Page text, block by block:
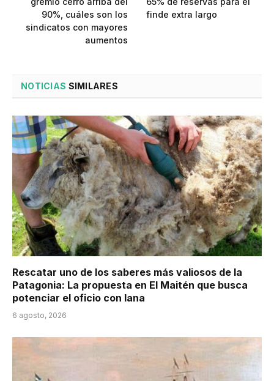
90%, cuáles son los
sindicatos con mayores
aumentos
finde extra largo
NOTICIAS SIMILARES
Rescatar uno de los saberes más valiosos de la
Patagonia: La propuesta en El Maitén que busca
potenciar el oficio con lana
6 agosto, 2026